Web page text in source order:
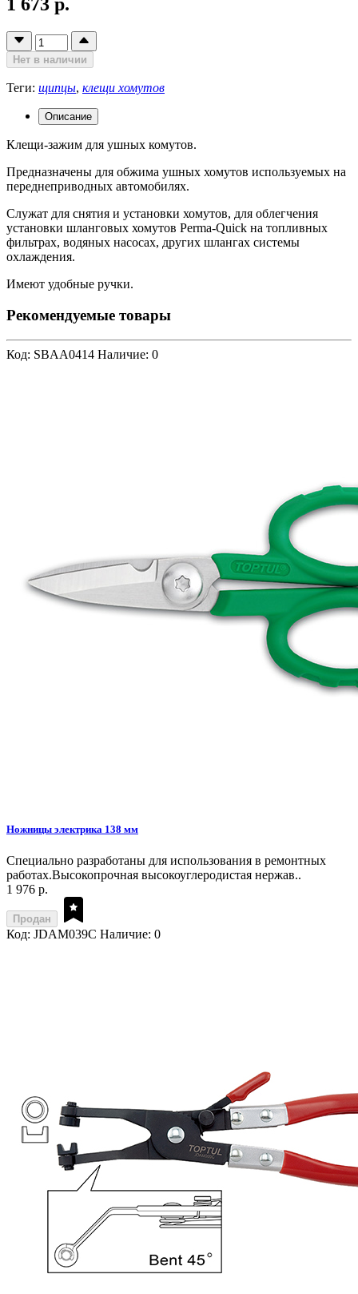
Нет в наличии
Теги: щипцы, клещи хомутов
Описание
Клещи-зажим для ушных комутов.
Предназначены для обжима ушных хомутов используемых на
переднеприводных автомобилях.
Служат для снятия и установки хомутов, для облегчения
установки шланговых хомутов Perma-Quick на топливных
фильтрах, водяных насосах, других шлангах системы
охлаждения.
Имеют удобные ручки.
Рекомендуемые товары
Код: SBAA0414 Наличие: 0
Ножницы электрика 138 мм
Специально разработаны для использования в ремонтных
работах.Высокопрочная высокоуглеродистая нержав..
1 976 р.
Продан
Код: JDAM039C Наличие: 0